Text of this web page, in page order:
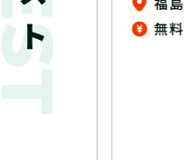
無料